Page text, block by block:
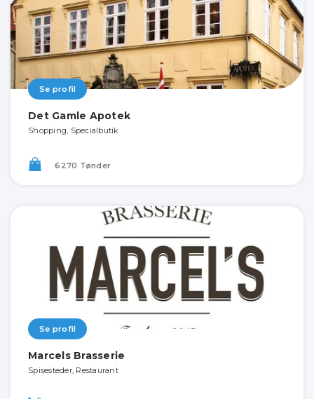
Se profil
Det Gamle Apotek
Shopping, Specialbutik
6270 Tønder
Se profil
Marcels Brasserie
Spisesteder, Restaurant